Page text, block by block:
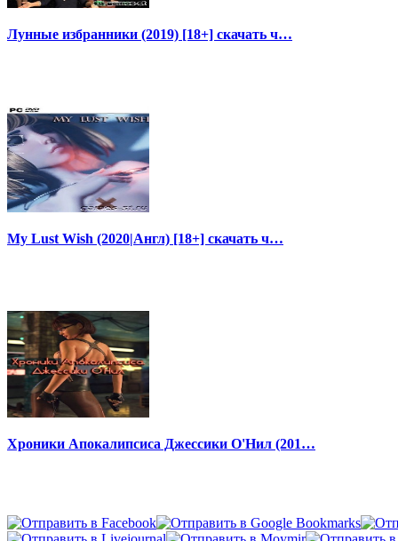
Лунные избранники (2019) [18+] скачать ч…
My Lust Wish (2020|Англ) [18+] скачать ч…
Хроники Апокалипсиса Джессики О'Нил (201…